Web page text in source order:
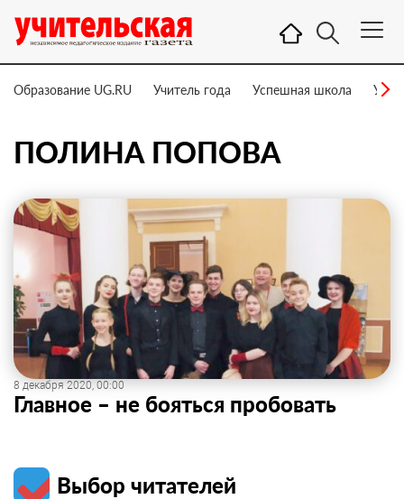
Образование UG.RU Учитель года Успешная школа
ПОЛИНА ПОПОВА
8 декабря 2020, 00:00
Главное – не бояться пробовать
Выбор читателей